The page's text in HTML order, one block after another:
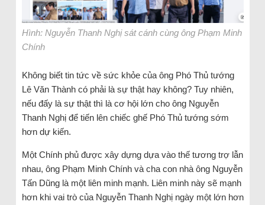
Hình: Nguyễn Thanh Nghị sát cánh cùng ông Phạm Minh
Chính
Không biết tin tức về sức khỏe của ông Phó Thủ tướng
Lê Văn Thành có phải là sự thật hay không? Tuy nhiên,
nếu đấy là sự thật thì là cơ hội lớn cho ông Nguyễn
Thanh Nghị để tiến lên chiếc ghế Phó Thủ tướng sớm
hơn dự kiến.
Một Chính phủ được xây dựng dựa vào thế tương trợ lẫn
nhau, ông Phạm Minh Chính và cha con nhà ông Nguyễn
Tấn Dũng là một liên minh mạnh. Liên minh này sẽ mạnh
hơn khi vai trò của Nguyễn Thanh Nghị ngày một lớn hơn